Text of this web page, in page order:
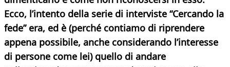
Ecco, l’intento della serie di interviste “Cercando la
fede” era, ed è (perché contiamo di riprendere
appena possibile, anche considerando l’interesse
di persone come lei) quello di andare